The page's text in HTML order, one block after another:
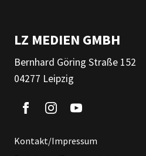
LZ MEDIEN GMBH
Bernhard Göring Straße 152
04277 Leipzig
Kontakt/Impressum